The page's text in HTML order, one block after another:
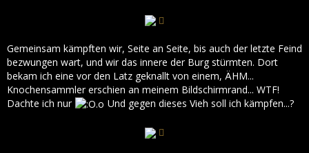
Gemeinsam kämpften wir, Seite an Seite, bis auch der letzte Feind
bezwungen wart, und wir das innere der Burg stürmten. Dort
bekam ich eine vor den Latz geknallt von einem, ÄHM...
Knochensammler erschien an meinem Bildschirmrand... WTF!
Dachte ich nur
Und gegen dieses Vieh soll ich kämpfen...?